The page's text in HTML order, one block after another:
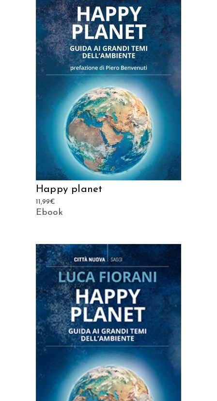
AGGIUNGI AL CARRELLO
Happy planet
11,99€
Ebook
AGGIUNGI AL CARRELLO